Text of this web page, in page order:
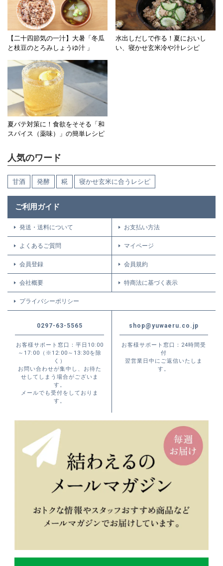
【二十四節気の一汁】大暑「冬瓜
と枝豆のとろみしょうゆ汁 」
水出しだしで作る！夏においし
い、寝かせ玄米冷や汁レシピ
夏バテ対策に！食欲をそそる「和
スパイス（薬味）」の簡単レシピ
人気のワード
甘酒 発酵 糀 寝かせ玄米に合うレシピ
ご利用ガイド
発送・送料について お支払い方法
よくあるご質問 マイページ
会員登録 会員規約
会社概要 特商法に基づく表示
プライバシーポリシー
0297-63-5565
お客様サポート窓口：平日10:00
～17:00（※12:00～13:30を除
く）
お問い合わせが集中し、お待た
せしてしまう場合がございま
す。
メールでも受付をしておりま
す。
shop@yuwaeru.co.jp
お客様サポート窓口：24時間受
付
翌営業日中にご返信いたしま
す。